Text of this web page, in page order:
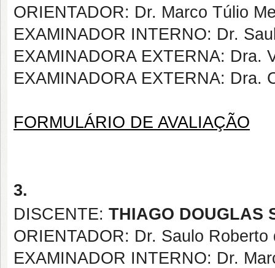
ORIENTADOR: Dr. Marco Túlio
EXAMINADOR INTERNO: Dr.
EXAMINADORA EXTERNA: Dra.
EXAMINADORA EXTERNA: Dra.
FORMULÁRIO DE AVALIAÇÃO
3.
DISCENTE: THIAGO DOUGLAS
ORIENTADOR: Dr. Saulo
EXAMINADOR INTERNO: Dr.